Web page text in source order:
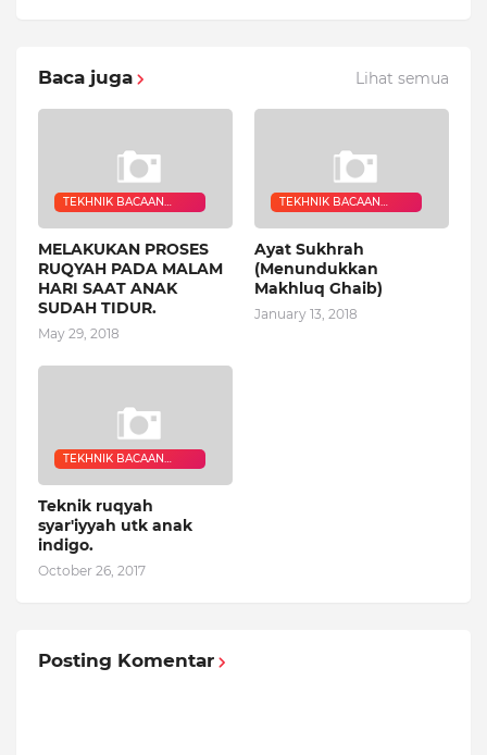
Baca juga Lihat semua
TEKHNIK BACAAN
MELAKUKAN PROSES
RUQYAH PADA MALAM
HARI SAAT ANAK
SUDAH TIDUR.
May 29, 2018
TEKHNIK BACAAN
Ayat Sukhrah
(Menundukkan
Makhluq Ghaib)
January 13, 2018
TEKHNIK BACAAN
Teknik ruqyah
syar'iyyah utk anak
indigo.
October 26, 2017
Posting Komentar